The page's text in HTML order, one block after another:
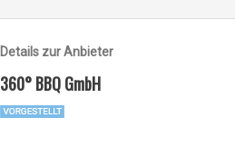
Details zur Anbieter
360° BBQ GmbH